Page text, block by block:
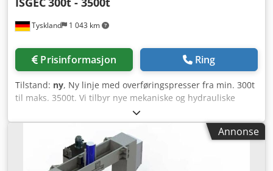
Tyskland 1 043 km
Prisinformasjon Ring
Tilstand: ny, Ny linje med overføringspresser fra min. 300t
til maks. 3500t. Vi tilbyr nye mekaniske og hydrauliske
presser for ulike bruksområder, skreddersydd etter dine
behov. Oppgi ditt behov, så utarbeider vi et attraktivt
tilbud inkludert installasjon og service. ISGEC har de siste
årene levert til mer enn 26 land, blant annet Thailand,
Indonesia, Vietnam, USA, Tyskland, Spania, Frankrike,
Annonse